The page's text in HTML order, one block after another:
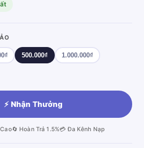
500.000₫ 1.000.000₫
⚡ Nhận Thưởng
🔄 Hoàn Trả 1.5%💳 Đa Kênh Nạp